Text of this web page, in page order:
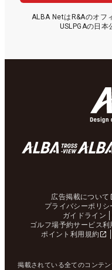
ALBA NetはR&Aのオフ
USLPGAの日本
広告掲載について
プライバシーポリシ
ガイドライン
ゴルフ場予約サービス利
ポイント利用規約
掲載されている全てのコンテ